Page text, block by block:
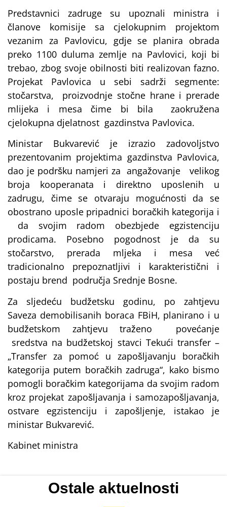
Predstavnici zadruge su upoznali ministra i
članove komisije sa cjelokupnim projektom
vezanim za Pavlovicu, gdje se planira obrada
preko 1100 duluma zemlje na Pavlovici, koji bi
trebao, zbog svoje obilnosti biti realizovan fazno.
Projekat Pavlovica u sebi sadrži segmente:
stočarstva, proizvodnje stočne hrane i prerade
mlijeka i mesa čime bi bila zaokružena
cjelokupna djelatnost gazdinstva Pavlovica.
Ministar Bukvarević je izrazio zadovoljstvo
prezentovanim projektima gazdinstva Pavlovica,
dao je podršku namjeri za angažovanje velikog
broja kooperanata i direktno uposlenih u
zadrugu, čime se otvaraju mogućnosti da se
obostrano uposle pripadnici boračkih kategorija i
da svojim radom obezbjede egzistenciju
prodicama. Posebno pogodnost je da su
stočarstvo, prerada mljeka i mesa već
tradicionalno prepoznatljivi i karakteristični i
postaju brend područja Srednje Bosne.
Za sljedeću budžetsku godinu, po zahtjevu
Saveza demobilisanih boraca FBiH, planirano i u
budžetskom zahtjevu traženo povećanje
sredstva na budžetskoj stavci Tekući transfer –
„Transfer za pomoć u zapošljavanju boračkih
kategorija putem boračkih zadruga“, kako bismo
pomogli boračkim kategorijama da svojim radom
kroz projekat zapošljavanja i samozapošljavanja,
ostvare egzistenciju i zapošljenje, istakao je
ministar Bukvarević.
Kabinet ministra
Ostale aktuelnosti